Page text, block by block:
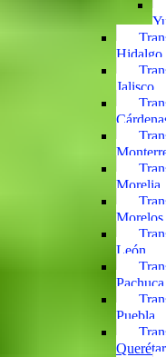
Hidalgo
Jalisco
Morelia
Morelos
León
Pachuca
Puebla